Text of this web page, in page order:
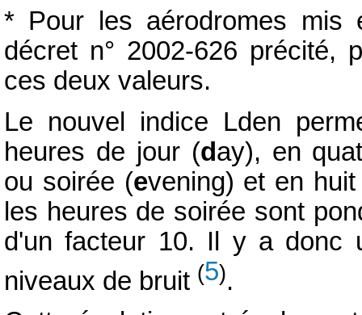
* Pour les aérodromes mis
décret n° 2002-626 précité,
ces deux valeurs.
Le nouvel indice Lden
heures de jour (day), en
ou soirée (evening) et en
les heures de soirée sont
d'un facteur 10. Il y a donc
niveaux de bruit (5).